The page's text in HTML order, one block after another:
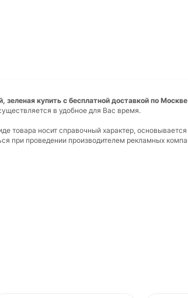
купить с бесплатной доставкой по
в удобное для Вас время.
товара носит справочный характер,
при проведении производителем рекламных